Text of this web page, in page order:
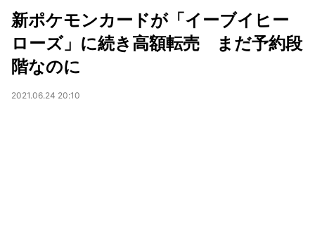
新ポケモンカードが「イーブイヒー
ローズ」に続き高額転売 まだ予約段
階なのに
2021.06.24 20:10